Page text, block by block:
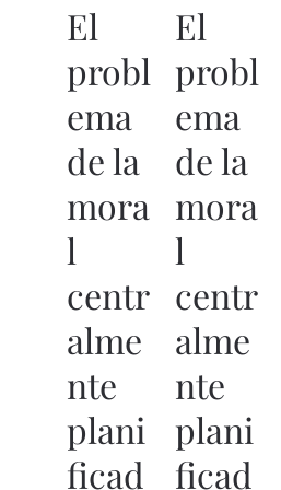
El
probl
ema
de la
mora
l
centr
alme
nte
plani
ficad
El
probl
ema
de la
mora
l
centr
alme
nte
plani
ficad